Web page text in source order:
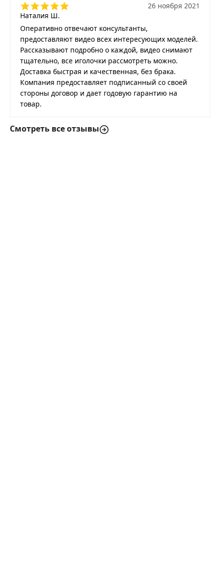
Наталия Ш.
26 ноября 2021
Оперативно отвечают консультанты,
предоставляют видео всех интересующих моделей.
Рассказывают подробно о каждой, видео снимают
тщательно, все иголочки рассмотреть можно.
Доставка быстрая и качественная, без брака.
Компания предоставляет подписанный со своей
стороны договор и дает годовую гарантию на
товар.
Смотреть все отзывы